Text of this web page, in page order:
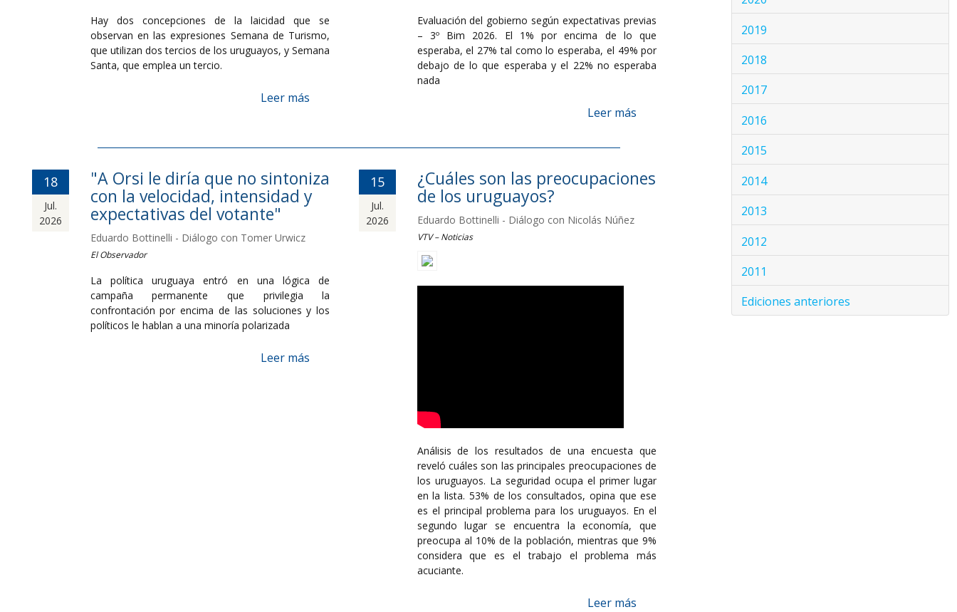
Hay dos concepciones de la laicidad que se
observan en las expresiones Semana de Turismo,
que utilizan dos tercios de los uruguayos, y Semana
Santa, que emplea un tercio.
Leer más
Evaluación del gobierno según expectativas previas
– 3º Bim 2026. El 1% por encima de lo que
esperaba, el 27% tal como lo esperaba, el 49% por
debajo de lo que esperaba y el 22% no esperaba
nada
Leer más
18
Jul.
2026
"A Orsi le diría que no sintoniza
con la velocidad, intensidad y
expectativas del votante"
Eduardo Bottinelli - Diálogo con Tomer Urwicz
El Observador
La política uruguaya entró en una lógica de
campaña permanente que privilegia la
confrontación por encima de las soluciones y los
políticos le hablan a una minoría polarizada
Leer más
15
Jul.
2026
¿Cuáles son las preocupaciones
de los uruguayos?
Eduardo Bottinelli - Diálogo con Nicolás Núñez
VTV – Noticias
Análisis de los resultados de una encuesta que
reveló cuáles son las principales preocupaciones de
los uruguayos. La seguridad ocupa el primer lugar
en la lista. 53% de los consultados, opina que ese
es el principal problema para los uruguayos. En el
segundo lugar se encuentra la economía, que
preocupa al 10% de la población, mientras que 9%
considera que es el trabajo el problema más
acuciante.
Leer más
2019
2018
2017
2016
2015
2014
2013
2012
2011
Ediciones anteriores